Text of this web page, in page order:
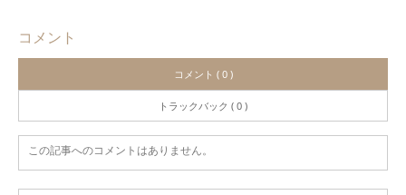
コメント
コメント ( 0 )
トラックバック ( 0 )
この記事へのコメントはありません。